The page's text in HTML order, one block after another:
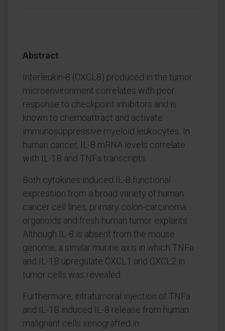
Abstract
Interleukin-8 (CXCL8) produced in the tumor
microenvironment correlates with poor
response to checkpoint inhibitors and is
known to chemoattract and activate
immunosuppressive myeloid leukocytes. In
human cancer, IL-8 mRNA levels correlate
with IL-1B and TNFa transcripts.
Both cytokines induced IL-8 functional
expression from a broad variety of human
cancer cell lines, primary colon-carcinoma
organoids and fresh human tumor explants.
Although IL-8 is absent from the mouse
genome, a similar murine axis in which TNFa
and IL-1B upregulate CXCL1 and CXCL2 in
tumor cells was revealed.
Furthermore, intratumoral injection of TNFa
and IL-1B induced IL-8 release from human
malignant cells xenografted in